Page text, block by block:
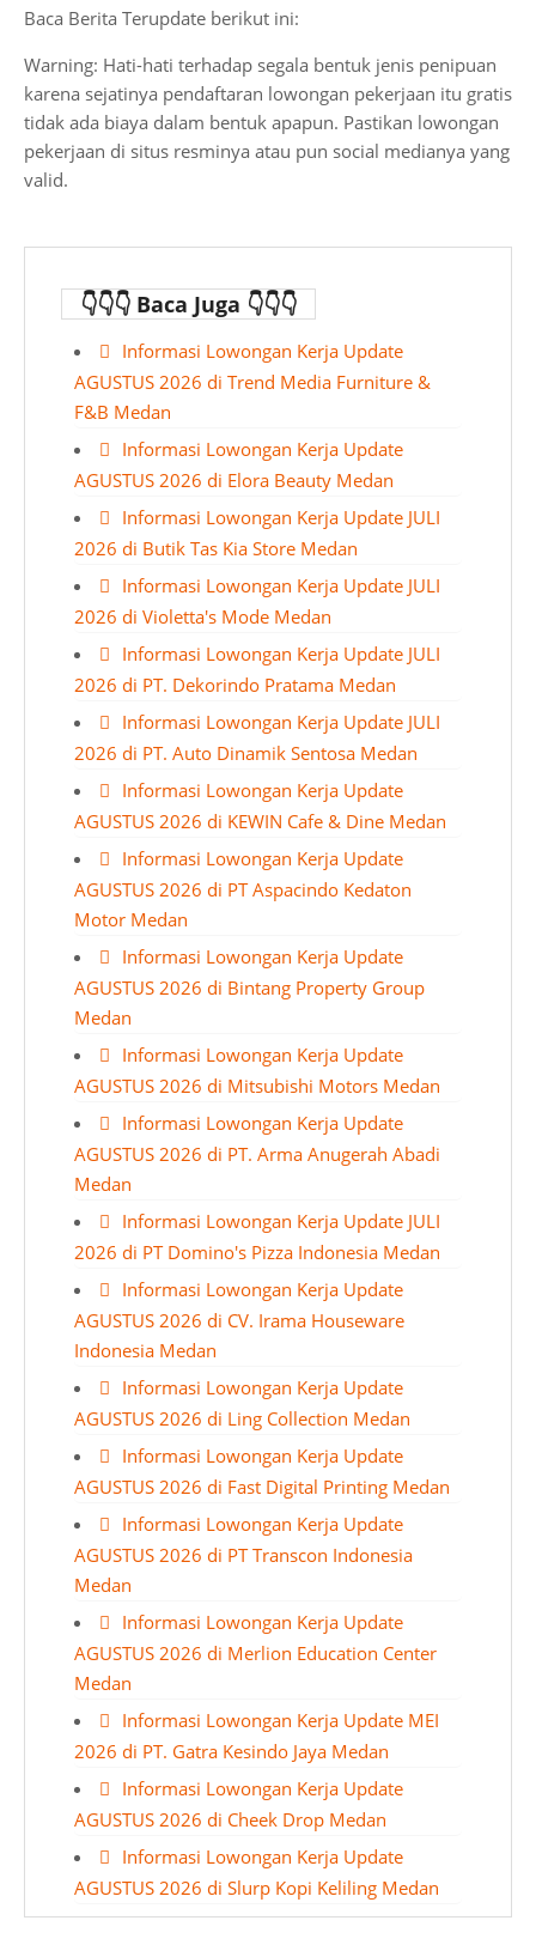
Baca Berita Terupdate berikut ini:
Warning: Hati-hati terhadap segala bentuk jenis penipuan
karena sejatinya pendaftaran lowongan pekerjaan itu gratis
tidak ada biaya dalam bentuk apapun. Pastikan lowongan
pekerjaan di situs resminya atau pun social medianya yang
valid.
👇👇👇 Baca Juga 👇👇👇
Informasi Lowongan Kerja Update
AGUSTUS 2026 di Trend Media Furniture &
F&B Medan
Informasi Lowongan Kerja Update
AGUSTUS 2026 di Elora Beauty Medan
Informasi Lowongan Kerja Update JULI
2026 di Butik Tas Kia Store Medan
Informasi Lowongan Kerja Update JULI
2026 di Violetta's Mode Medan
Informasi Lowongan Kerja Update JULI
2026 di PT. Dekorindo Pratama Medan
Informasi Lowongan Kerja Update JULI
2026 di PT. Auto Dinamik Sentosa Medan
Informasi Lowongan Kerja Update
AGUSTUS 2026 di KEWIN Cafe & Dine Medan
Informasi Lowongan Kerja Update
AGUSTUS 2026 di PT Aspacindo Kedaton
Motor Medan
Informasi Lowongan Kerja Update
AGUSTUS 2026 di Bintang Property Group
Medan
Informasi Lowongan Kerja Update
AGUSTUS 2026 di Mitsubishi Motors Medan
Informasi Lowongan Kerja Update
AGUSTUS 2026 di PT. Arma Anugerah Abadi
Medan
Informasi Lowongan Kerja Update JULI
2026 di PT Domino's Pizza Indonesia Medan
Informasi Lowongan Kerja Update
AGUSTUS 2026 di CV. Irama Houseware
Indonesia Medan
Informasi Lowongan Kerja Update
AGUSTUS 2026 di Ling Collection Medan
Informasi Lowongan Kerja Update
AGUSTUS 2026 di Fast Digital Printing Medan
Informasi Lowongan Kerja Update
AGUSTUS 2026 di PT Transcon Indonesia
Medan
Informasi Lowongan Kerja Update
AGUSTUS 2026 di Merlion Education Center
Medan
Informasi Lowongan Kerja Update MEI
2026 di PT. Gatra Kesindo Jaya Medan
Informasi Lowongan Kerja Update
AGUSTUS 2026 di Cheek Drop Medan
Informasi Lowongan Kerja Update
AGUSTUS 2026 di Slurp Kopi Keliling Medan